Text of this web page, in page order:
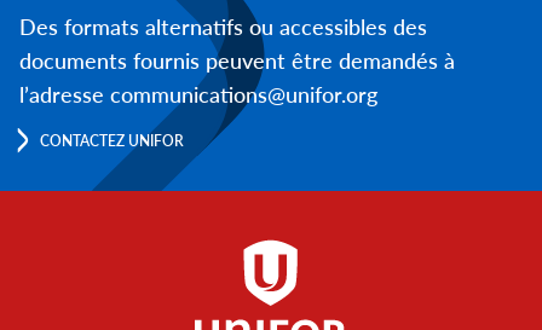
Des formats alternatifs ou accessibles des
documents fournis peuvent être demandés à
l’adresse communications@unifor.org
CONTACTEZ UNIFOR